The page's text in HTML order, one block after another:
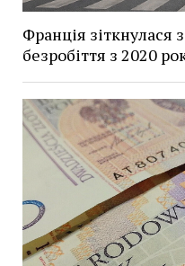
Франція
безробіття з 2020